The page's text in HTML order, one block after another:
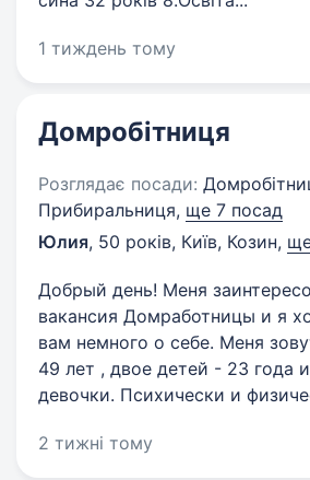
1 тиждень тому
Домробітниця
Розглядає посади:
Прибиральниця, ще 7 посад
Юлия, 50 років, Київ, Козин,
Добрый день! Меня
вакансия Домработницы и я
вам немного о себе. Меня
49 лет , двое детей - 23 года и
девочки. Психически и
2 тижні тому